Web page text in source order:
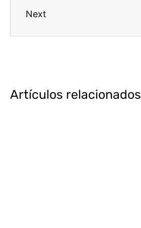
Next
Artículos relacionados